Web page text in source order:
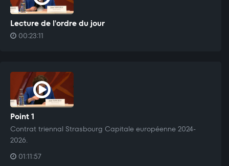
Lecture de l'ordre du jour
00:23:11
Point 1
Contrat triennal Strasbourg Capitale européenne 2024-
2026.
01:11:57